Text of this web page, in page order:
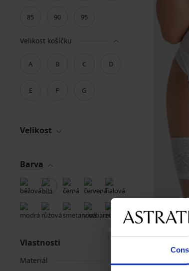
85 90 95
Velikost košíčku
A B C D
E F G
Velikost
Barva
Vlastnosti
Materiál
Výprodej
Sleva
287 Kč